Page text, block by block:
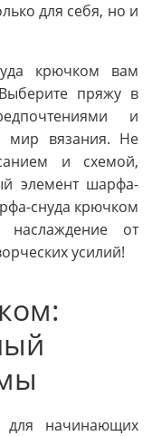
для себя, но и
крючком вам
пряжу в
и
мир вязания. Не
и схемой,
элемент шарфа-
снуда крючком
от
усилий!
для начинающих